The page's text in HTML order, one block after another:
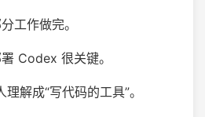
工作做完。
Codex 很关键。
解成“写代码的工具”。